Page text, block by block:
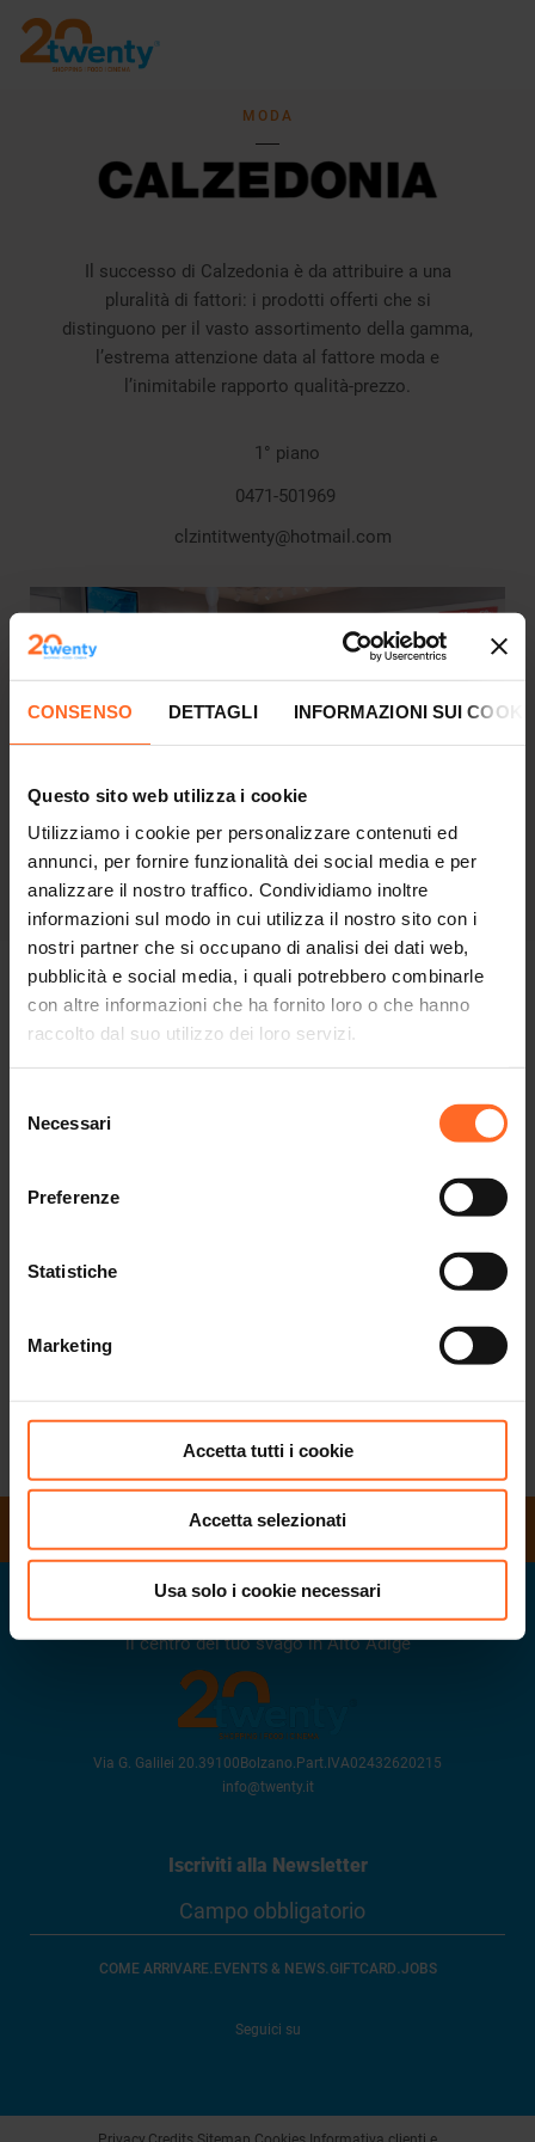
CONSENSO DETTAGLI INFORMAZIONI SUI
Questo sito web utilizza i cookie
Utilizziamo i cookie per personalizzare contenuti ed
annunci, per fornire funzionalità dei social media e per
analizzare il nostro traffico. Condividiamo inoltre
informazioni sul modo in cui utilizza il nostro sito con i
nostri partner che si occupano di analisi dei dati web,
pubblicità e social media, i quali potrebbero combinarle
con altre informazioni che ha fornito loro o che hanno
raccolto dal suo utilizzo dei loro servizi.
delNecessari
Preferenze
Statistiche
Marketing
Accetta tutti i cookie
Accetta selezionati
Usa solo i cookie necessari
MODA
Il successo di Calzedonia è da attribuire a una
pluralità di fattori: i prodotti offerti che si
distinguono per il vasto assortimento della gamma,
l’estrema attenzione data al fattore moda e
l’inimitabile rapporto qualità-prezzo.
1° piano
0471-501969
clzintitwenty@hotmail.com
Jobs@Twenty
dinamico: 80 negozi dei più grandi marchi, ristoranti,
contatto con il pubblico consulta le offerte di lavoro
ORARI DI APERTURA
il centro del tuo svago in Alto Adige
Via G. Galilei 20 39100Bolzano Part.IVA02432620215
info@twenty.it
Iscriviti alla Newsletter
COME ARRIVARE. EVENTS & NEWS.GIFTCARD.JOBS
Seguici su